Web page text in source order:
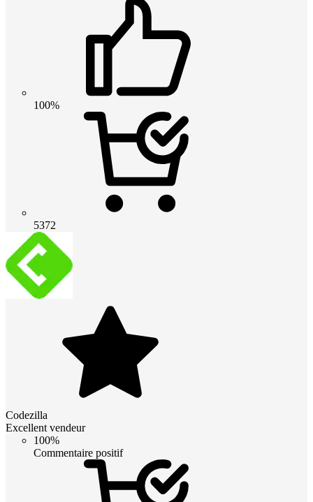
100%
5372
Codezilla
Excellent vendeur
100%
Commentaire positif